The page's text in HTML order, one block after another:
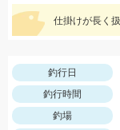
釣行日
釣行時間
釣場